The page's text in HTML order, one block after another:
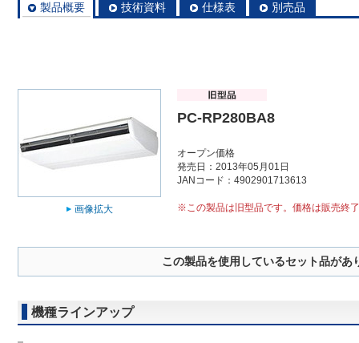
製品概要 技術資料 仕様表 別売品
画像拡大
PC-RP280BA8
オープン価格
発売日：2013年05月01日
JANコード：4902901713613
※この製品は旧型品です。価格は販売終
この製品を使用しているセット品があ
機種ラインアップ